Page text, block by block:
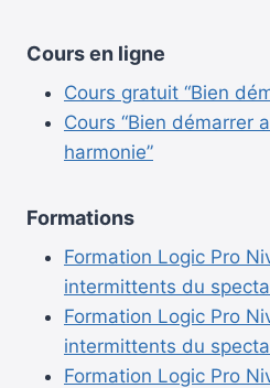
Cours en ligne
Cours gratuit “Bien
Cours “Bien démarrer
harmonie”
Formations
Formation Logic Pro
intermittents du
Formation Logic Pro
intermittents du
Formation Logic Pro